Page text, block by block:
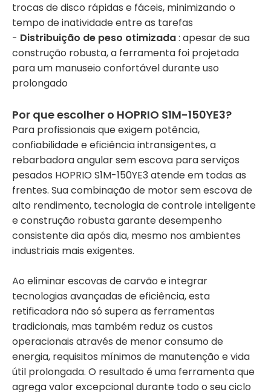
trocas de disco rápidas e fáceis, minimizando o
tempo de inatividade entre as tarefas
- Distribuição de peso otimizada: apesar de sua
construção robusta, a ferramenta foi projetada
para um manuseio confortável durante uso
prolongado
Por que escolher o HOPRIO S1M-150YE3?
Para profissionais que exigem potência,
confiabilidade e eficiência intransigentes, a
rebarbadora angular sem escova para serviços
pesados ​​HOPRIO S1M-150YE3 atende em todas as
frentes. Sua combinação de motor sem escova de
alto rendimento, tecnologia de controle inteligente
e construção robusta garante desempenho
consistente dia após dia, mesmo nos ambientes
industriais mais exigentes.
Ao eliminar escovas de carvão e integrar
tecnologias avançadas de eficiência, esta
retificadora não só supera as ferramentas
tradicionais, mas também reduz os custos
operacionais através de menor consumo de
energia, requisitos mínimos de manutenção e vida
útil prolongada. O resultado é uma ferramenta que
agrega valor excepcional durante todo o seu ciclo